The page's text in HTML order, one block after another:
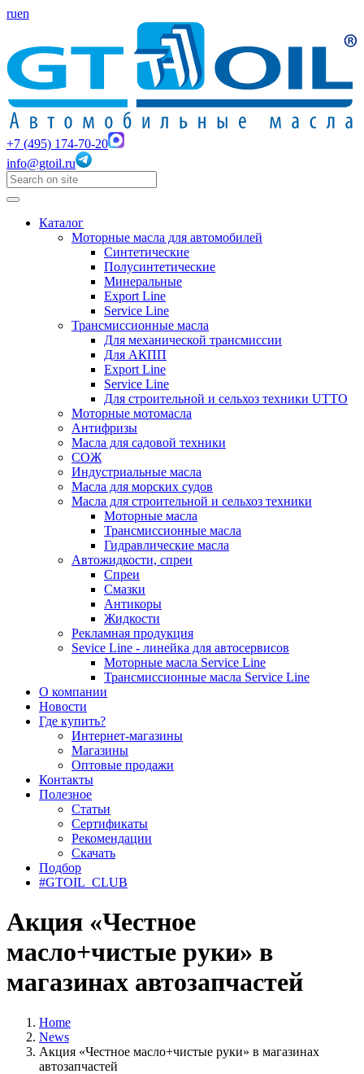
ruen
+7 (495) 174-70-20
info@gtoil.ru
Каталог
Моторные масла для автомобилей
Синтетические
Полусинтетические
Минеральные
Export Line
Service Line
Трансмиссионные масла
Для механической трансмиссии
Для АКПП
Export Line
Service Line
Для строительной и сельхоз техники UTTO
Моторные мотомасла
Антифризы
Масла для садовой техники
СОЖ
Индустриальные масла
Масла для морских судов
Масла для строительной и сельхоз техники
Моторные масла
Трансмиссионные масла
Гидравлические масла
Автожидкости, спреи
Спреи
Смазки
Антикоры
Жидкости
Рекламная продукция
Sevice Line - линейка для автосервисов
Моторные масла Service Line
Трансмиссионные масла Service Line
О компании
Новости
Где купить?
Интернет-магазины
Магазины
Оптовые продажи
Контакты
Полезное
Статьи
Сертификаты
Рекомендации
Скачать
Подбор
#GTOIL_CLUB
Акция «Честное
масло+чистые руки» в
магазинах автозапчастей
Home
News
Акция «Честное масло+чистые руки» в магазинах
автозапчастей